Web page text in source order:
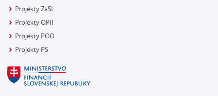
Projekty ZaSI
Projekty OPII
Projekty POO
Projekty PS